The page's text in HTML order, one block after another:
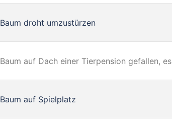
Baum droht umzustürzen
Baum auf Dach einer Tierpension gefallen,
Baum auf Spielplatz